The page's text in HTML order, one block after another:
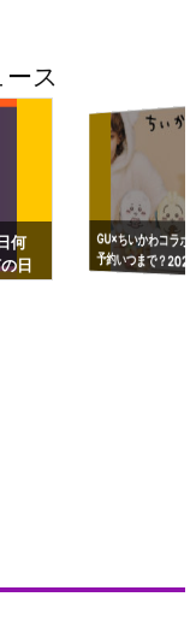
ス
何
日
GU×ちいかわコラ
予約いつまで？
ーチやショルダー